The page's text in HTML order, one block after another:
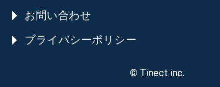
お問い合わせ
プライバシーポリシー
© Tinect inc.